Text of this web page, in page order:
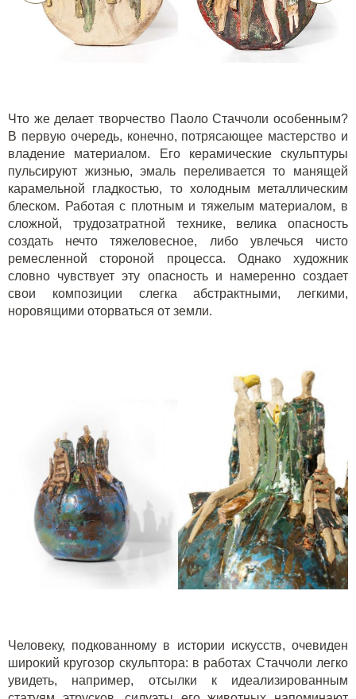
Что же делает творчество Паоло Стаччоли особенным?
В первую очередь, конечно, потрясающее мастерство и
владение материалом. Его керамические скульптуры
пульсируют жизнью, эмаль переливается то манящей
карамельной гладкостью, то холодным металлическим
блеском. Работая с плотным и тяжелым материалом, в
сложной, трудозатратной технике, велика опасность
создать нечто тяжеловесное, либо увлечься чисто
ремесленной стороной процесса. Однако художник
словно чувствует эту опасность и намеренно создает
свои композиции слегка абстрактными, легкими,
норовящими оторваться от земли.
Человеку, подкованному в истории искусств, очевиден
широкий кругозор скульптора: в работах Стаччоли легко
увидеть, например, отсылки к идеализированным